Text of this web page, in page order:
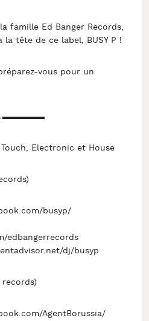
famille Ed Banger Records,
tête de ce label, BUSY P !
vous pour un
Touch, Electronic et House
busyp/
edbangerrecords
dj/busyp
AgentBorussia/